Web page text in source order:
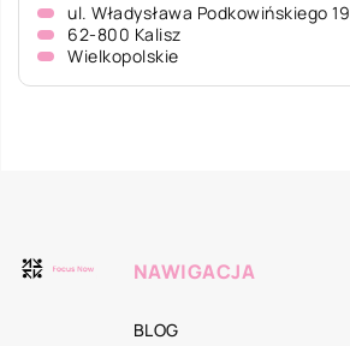
ul. Władysława Podkowińskiego 19
62-800 Kalisz
Wielkopolskie
NAWIGACJA
BLOG